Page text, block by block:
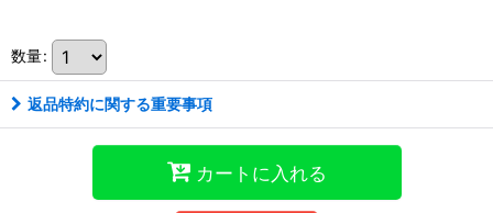
数量:
返品特約に関する重要事項
カートに入れる